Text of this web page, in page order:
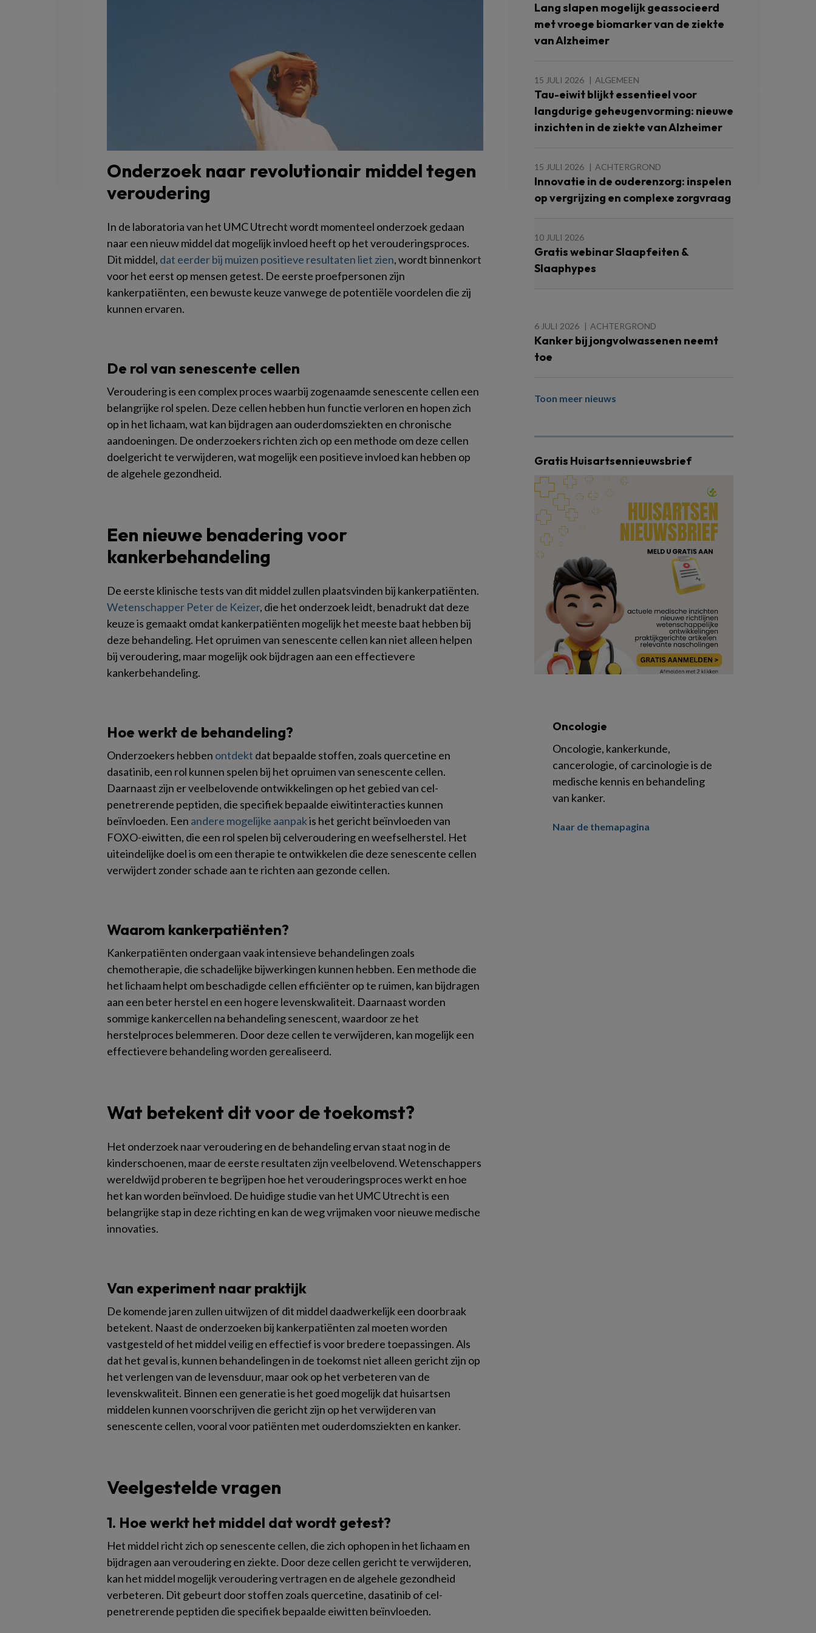
Onderzoek naar revolutionair middel tegen
veroudering
In de laboratoria van het UMC Utrecht wordt momenteel onderzoek gedaan
naar een nieuw middel dat mogelijk invloed heeft op het verouderingsproces.
Dit middel, dat eerder bij muizen positieve resultaten liet zien, wordt binnenkort
voor het eerst op mensen getest. De eerste proefpersonen zijn
kankerpatiënten, een bewuste keuze vanwege de potentiële voordelen die zij
kunnen ervaren.
De rol van senescente cellen
Veroudering is een complex proces waarbij zogenaamde senescente cellen een
belangrijke rol spelen. Deze cellen hebben hun functie verloren en hopen zich
op in het lichaam, wat kan bijdragen aan ouderdomsziekten en chronische
aandoeningen. De onderzoekers richten zich op een methode om deze cellen
doelgericht te verwijderen, wat mogelijk een positieve invloed kan hebben op
de algehele gezondheid.
Een nieuwe benadering voor
kankerbehandeling
De eerste klinische tests van dit middel zullen plaatsvinden bij kankerpatiënten.
Wetenschapper Peter de Keizer, die het onderzoek leidt, benadrukt dat deze
keuze is gemaakt omdat kankerpatiënten mogelijk het meeste baat hebben bij
deze behandeling. Het opruimen van senescente cellen kan niet alleen helpen
bij veroudering, maar mogelijk ook bijdragen aan een effectievere
kankerbehandeling.
Hoe werkt de behandeling?
Onderzoekers hebben ontdekt dat bepaalde stoffen, zoals quercetine en
dasatinib, een rol kunnen spelen bij het opruimen van senescente cellen.
Daarnaast zijn er veelbelovende ontwikkelingen op het gebied van cel-
penetrerende peptiden, die specifiek bepaalde eiwitinteracties kunnen
beïnvloeden. Een andere mogelijke aanpakis het gericht beïnvloeden van
FOXO-eiwitten, die een rol spelen bij celveroudering en weefselherstel. Het
uiteindelijke doel is om een therapie te ontwikkelen die deze senescente cellen
verwijdert zonder schade aan te richten aan gezonde cellen.
Waarom kankerpatiënten?
Kankerpatiënten ondergaan vaak intensieve behandelingen zoals
chemotherapie, die schadelijke bijwerkingen kunnen hebben. Een methode die
het lichaam helpt om beschadigde cellen efficiënter op te ruimen, kan bijdragen
aan een beter herstel en een hogere levenskwaliteit. Daarnaast worden
sommige kankercellen na behandeling senescent, waardoor ze het
herstelproces belemmeren. Door deze cellen te verwijderen, kan mogelijk een
effectievere behandeling worden gerealiseerd.
Wat betekent dit voor de toekomst?
Het onderzoek naar veroudering en de behandeling ervan staat nog in de
kinderschoenen, maar de eerste resultaten zijn veelbelovend. Wetenschappers
wereldwijd proberen te begrijpen hoe het verouderingsproces werkt en hoe
het kan worden beïnvloed. De huidige studie van het UMC Utrecht is een
belangrijke stap in deze richting en kan de weg vrijmaken voor nieuwe medische
innovaties.
Van experiment naar praktijk
De komende jaren zullen uitwijzen of dit middel daadwerkelijk een doorbraak
betekent. Naast de onderzoeken bij kankerpatiënten zal moeten worden
vastgesteld of het middel veilig en effectief is voor bredere toepassingen. Als
dat het geval is, kunnen behandelingen in de toekomst niet alleen gericht zijn op
het verlengen van de levensduur, maar ook op het verbeteren van de
levenskwaliteit. Binnen een generatie is het goed mogelijk dat huisartsen
middelen kunnen voorschrijven die gericht zijn op het verwijderen van
senescente cellen, vooral voor patiënten met ouderdomsziekten en kanker.
Veelgestelde vragen
1. Hoe werkt het middel dat wordt getest?
Het middel richt zich op senescente cellen, die zich ophopen in het lichaam en
bijdragen aan veroudering en ziekte. Door deze cellen gericht te verwijderen,
kan het middel mogelijk veroudering vertragen en de algehele gezondheid
verbeteren. Dit gebeurt door stoffen zoals quercetine, dasatinib of cel-
penetrerende peptiden die specifiek bepaalde eiwitten beïnvloeden.
Lang slapen mogelijk geassocieerd
met vroege biomarker van de ziekte
van Alzheimer
15 JULI 2026 ALGEMEEN
Tau-eiwit blijkt essentieel voor
langdurige geheugenvorming: nieuwe
inzichten in de ziekte van Alzheimer
15 JULI 2026 ACHTERGROND
Innovatie in de ouderenzorg: inspelen
op vergrijzing en complexe zorgvraag
10 JULI 2026
Gratis webinar Slaapfeiten &
Slaaphypes
6 JULI 2026 ACHTERGROND
Kanker bij jongvolwassenen neemt
toe
Toon meer nieuws
Gratis Huisartsennieuwsbrief
Oncologie
Oncologie, kankerkunde,
cancerologie, of carcinologie is de
medische kennis en behandeling
van kanker.
Naar de themapagina